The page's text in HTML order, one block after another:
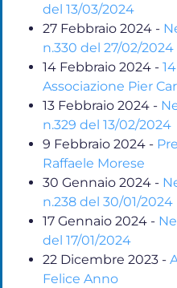
del 13/03/2024
27 Febbraio 2024 -
n.330 del 27/02/2024
14 Febbraio 2024 -
Associazione Pier
13 Febbraio 2024 -
n.329 del 13/02/2024
9 Febbraio 2024 -
Raffaele Morese
30 Gennaio 2024 -
n.238 del 30/01/2024
17 Gennaio 2024 -
del 17/01/2024
22 Dicembre 2023 -
Felice Anno